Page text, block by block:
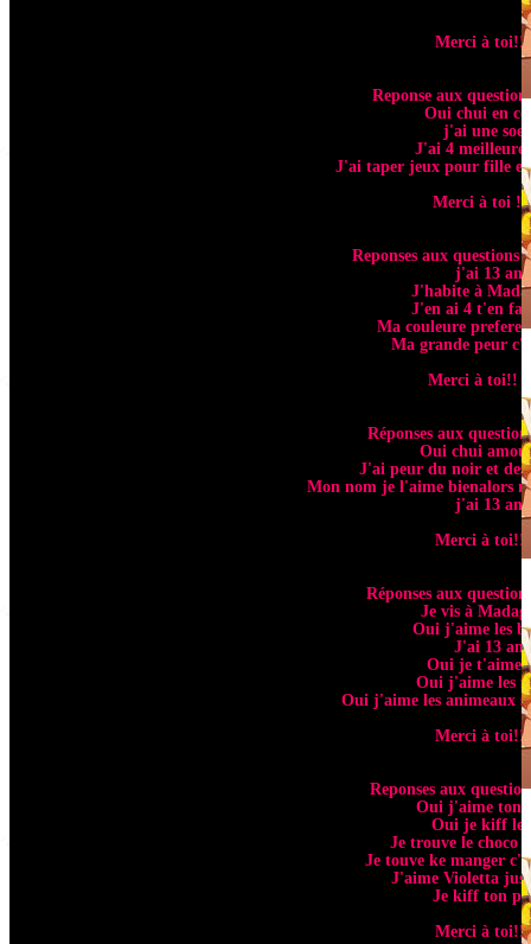
Merci à toi!!
Reponse aux
Oui chui en
j'ai une
J'ai 4
J'ai taper jeux pour fille et
Merci à toi
Reponses aux questions
j'ai 13 ans
J'habite à
J'en ai 4 t'en
Ma couleure prefere
Ma grande peur
Merci à toi!!
Réponses aux
Oui chui
J'ai peur du noir et des
Mon nom je l'aime bienalors
j'ai 13 ans
Merci à toi!!
Réponses aux
Je vis à
Oui j'aime les
J'ai 13 ans
Oui je t'aime
Oui j'aime les
Oui j'aime les animeaux
Merci à toi!!
Reponses aux
Oui j'aime ton
Oui je kiff le
Je trouve le choco
Je touve ke manger
J'aime Violetta
Je kiff ton
Merci à toi!!